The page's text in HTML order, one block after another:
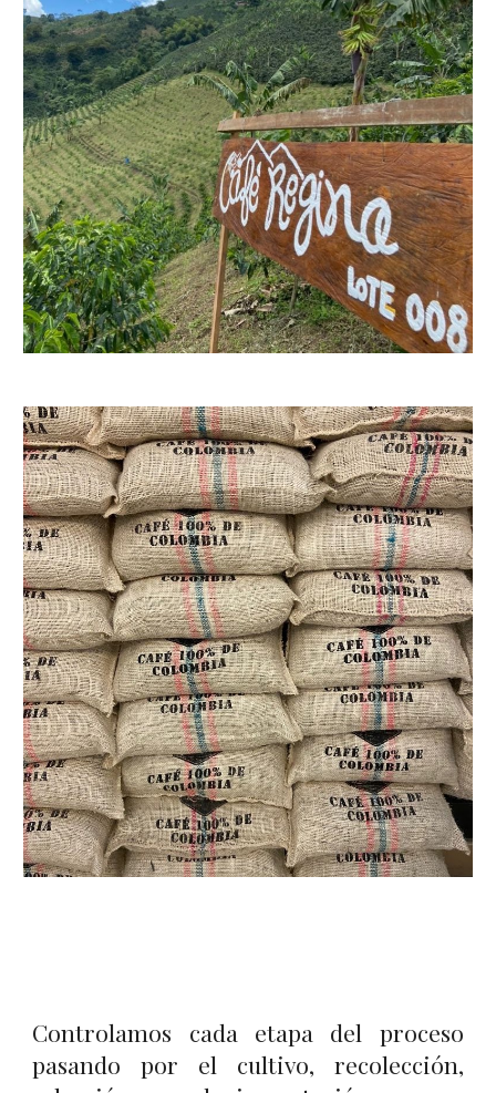
Controlamos cada etapa del proceso
pasando por el cultivo, recolección,